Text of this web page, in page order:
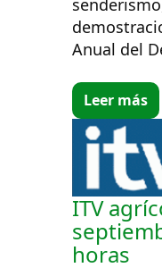
Anual del
Leer más
ITV
horas